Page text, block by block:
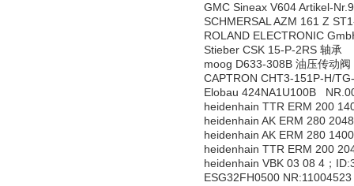
GMC Sineax V604 Artikel-
SCHMERSAL AZM 161 Z
ROLAND ELECTRONIC
Stieber CSK 15-P-2RS 轴承
moog D633-308B 油压传动阀
CAPTRON CHT3-151P-H/
Elobau 424NA1U100B
heidenhain TTR ERM 200
heidenhain AK ERM 280
heidenhain AK ERM 280
heidenhain TTR ERM 200
heidenhain VBK 03 08 4；
ESG32FH0500 NR:11004523